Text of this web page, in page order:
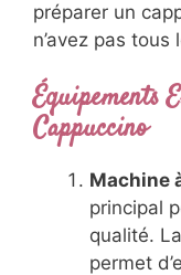
préparer un
n’avez pas
Équipements
Cappuccino
Machine
principal
qualité.
permet